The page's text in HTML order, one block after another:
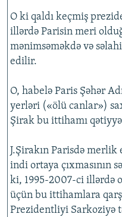
O ki qaldı keçmiş
illərdə Parisin meri
mənimsəməkdə və
edilir.
O, habelə Paris Şəhər
yerləri («ölü canlar»)
Şirak bu ittihamı
J.Şirakın Parisdə
indi ortaya çıxmasının
ki, 1995-2007-ci illərdə
üçün bu ittihamlara
Prezidentliyi Sarkoziyə